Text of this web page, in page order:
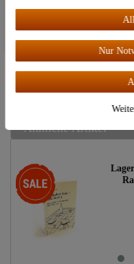
Ähnliche Artikel
Sonderangebot
Nur